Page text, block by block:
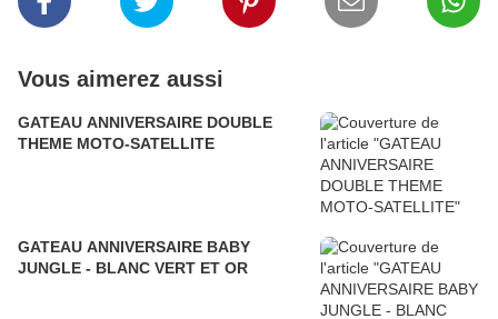
Vous aimerez aussi
GATEAU ANNIVERSAIRE DOUBLE
THEME MOTO-SATELLITE
GATEAU ANNIVERSAIRE BABY
JUNGLE - BLANC VERT ET OR